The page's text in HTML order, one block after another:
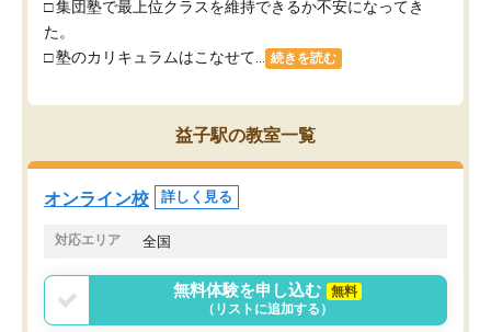
□ 集団塾で最上位クラスを維持できるか不安になってき
た。
□ 塾のカリキュラムはこなせて...
続きを読む
益子駅の教室一覧
オンライン校 詳しく見る
対応エリア 全国
無料体験を申し込む
無料
（リストに追加する）